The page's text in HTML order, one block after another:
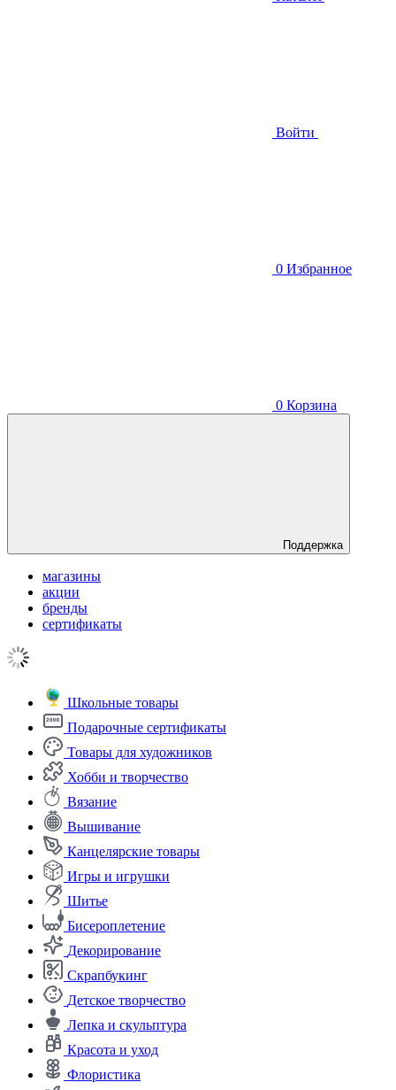
Войти
0 Избранное
0 Корзина
Поддержка
магазины
акции
бренды
сертификаты
Школьные товары
Подарочные сертификаты
Товары для художников
Хобби и творчество
Вязание
Вышивание
Канцелярские товары
Игры и игрушки
Шитье
Бисероплетение
Декорирование
Скрапбукинг
Детское творчество
Лепка и скульптура
Красота и уход
Флористика